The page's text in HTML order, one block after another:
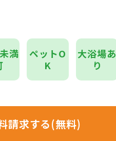
満
ペットO
K
大浴場あ
り
請求する(無料)